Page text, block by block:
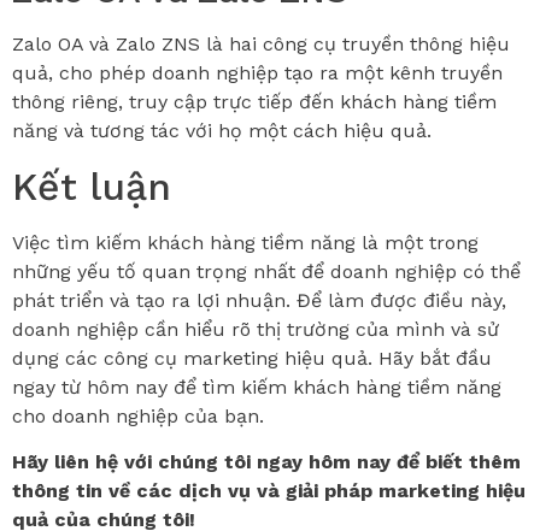
Zalo OA và Zalo ZNS là hai công cụ truyền thông hiệu
quả, cho phép doanh nghiệp tạo ra một kênh truyền
thông riêng, truy cập trực tiếp đến khách hàng tiềm
năng và tương tác với họ một cách hiệu quả.
Kết luận
Việc tìm kiếm khách hàng tiềm năng là một trong
những yếu tố quan trọng nhất để doanh nghiệp có thể
phát triển và tạo ra lợi nhuận. Để làm được điều này,
doanh nghiệp cần hiểu rõ thị trường của mình và sử
dụng các công cụ marketing hiệu quả. Hãy bắt đầu
ngay từ hôm nay để tìm kiếm khách hàng tiềm năng
cho doanh nghiệp của bạn.
Hãy liên hệ với chúng tôi ngay hôm nay để biết thêm
thông tin về các dịch vụ và giải pháp marketing hiệu
quả của chúng tôi!